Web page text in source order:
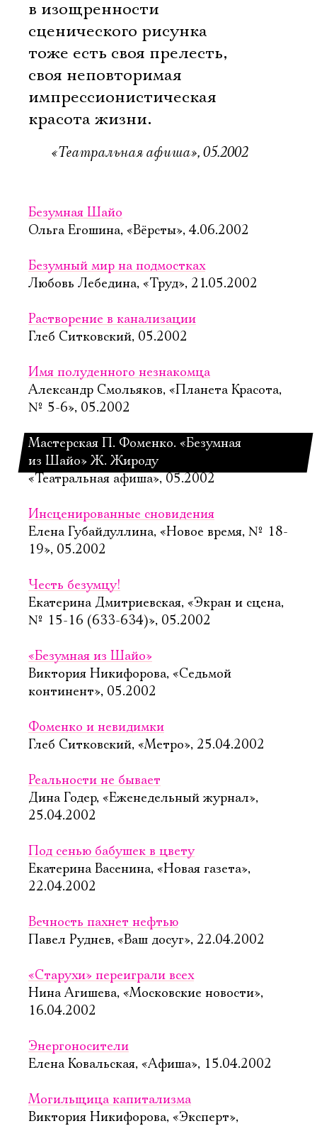
в изощренности
сценического рисунка
тоже есть своя прелесть,
своя неповторимая
импрессионистическая
красота жизни.
«Театральная афиша», 05.2002
Безумная Шайо
Ольга Егошина, «Вёрсты», 4.06.2002
Безумный мир на подмостках
Любовь Лебедина, «Труд», 21.05.2002
Растворение в канализации
Глеб Ситковский, 05.2002
Имя полуденного незнакомца
Александр Смольяков, «Планета Красота,
№ 5-6», 05.2002
Мастерская П. Фоменко. «Безумная
из Шайо» Ж. Жироду
«Театральная афиша», 05.2002
Инсценированные сновидения
Елена Губайдуллина, «Новое время, № 18-
19», 05.2002
Честь безумцу!
Екатерина Дмитриевская, «Экран и сцена,
№ 15-16 (633-634)», 05.2002
«Безумная из Шайо»
Виктория Никифорова, «Седьмой
континент», 05.2002
Фоменко и невидимки
Глеб Ситковский, «Метро», 25.04.2002
Реальности не бывает
Дина Годер, «Еженедельный журнал»,
25.04.2002
Под сенью бабушек в цвету
Екатерина Васенина, «Новая газета»,
22.04.2002
Вечность пахнет нефтью
Павел Руднев, «Ваш досуг», 22.04.2002
«Старухи» переиграли всех
Нина Агишева, «Московские новости»,
16.04.2002
Энергоносители
Елена Ковальская, «Афиша», 15.04.2002
Могильщица капитализма
Виктория Никифорова, «Эксперт»,
Имя
Ознакомиться